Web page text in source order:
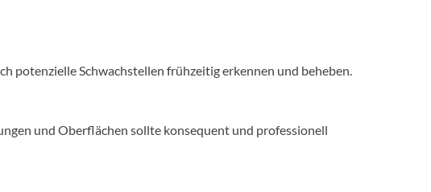
potenzielle Schwachstellen frühzeitig erkennen und beheben.
und Oberflächen sollte konsequent und professionell